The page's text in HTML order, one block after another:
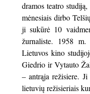
dramos teatro
mėnesiais dirbo
ji sukūrė 10
žurnaliste. 1958
Lietuvos kino
Giedrio ir Vytauto
– antrąja režisiere.
lietuvių režisieriais